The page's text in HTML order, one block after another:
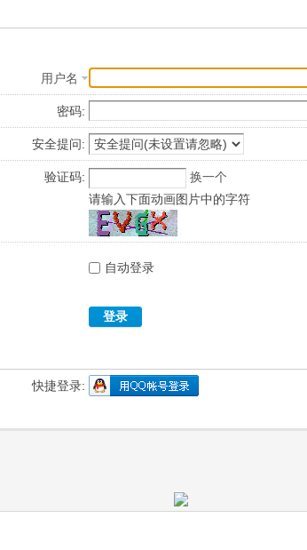
用户名
密码:
安全提问:
验证码:
换一个
请输入下面动画图片中的字符
自动登录
登录
快捷登录: